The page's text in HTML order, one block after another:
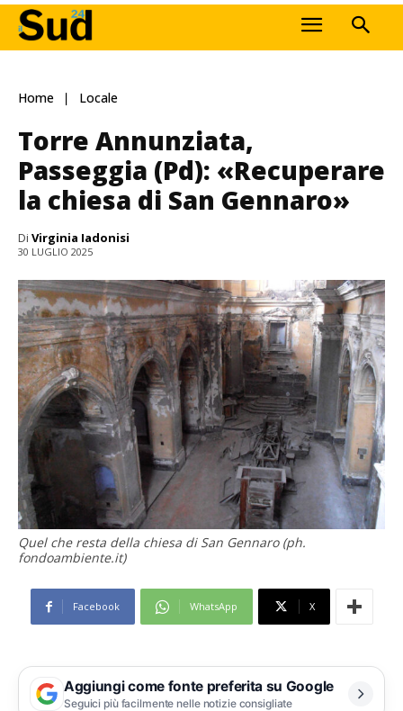
Home Locale
Torre Annunziata,
Passeggia (Pd): «Recuperare
la chiesa di San Gennaro»
Di Virginia Iadonisi
30 LUGLIO 2025
Quel che resta della chiesa di San Gennaro (ph.
fondoambiente.it)
Facebook WhatsApp X
Aggiungi come fonte preferita su Google
Seguici più facilmente nelle notizie consigliate